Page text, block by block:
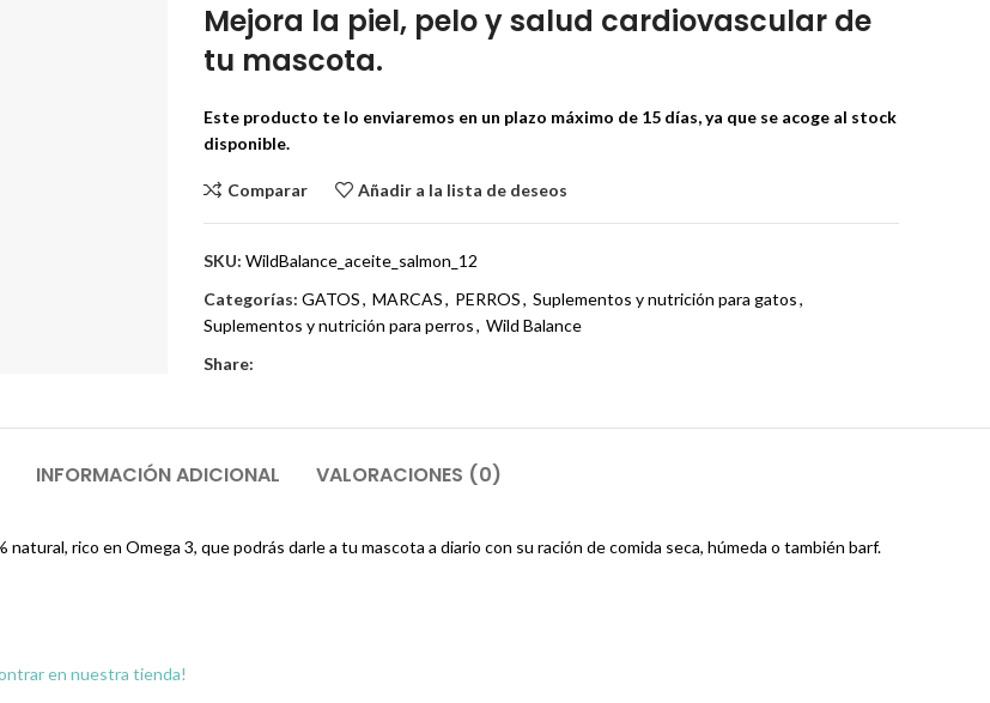
Mejora la piel, pelo y salud cardiovascular de
tu mascota.
Este producto te lo enviaremos en un plazo máximo de 15 días, ya que se acoge al stock
disponible.
Comparar Añadir a la lista de deseos
SKU: WildBalance_aceite_salmon_12
Categorías: GATOS, MARCAS, PERROS, Suplementos y nutrición para gatos,
Suplementos y nutrición para perros, Wild Balance
Share:
INFORMACIÓN ADICIONAL VALORACIONES (0)
rico en Omega 3, que podrás darle a tu mascota a diario con su ración de comida seca, húmeda o también barf.
en nuestra tienda!